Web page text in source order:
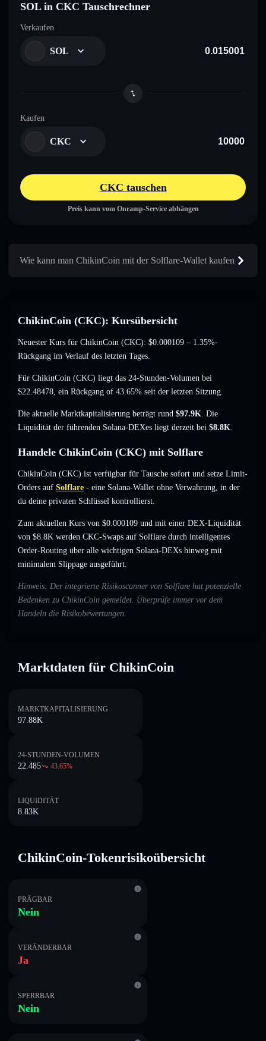
SOL in CKC Tauschrechner
Verkaufen
SOL
Kaufen
CKC
CKC tauschen
Preis kann vom Onramp-Service abhängen
Wie kann man ChikinCoin mit der Solflare-Wallet kaufen
ChikinCoin (CKC): Kursübersicht
Neuester Kurs für ChikinCoin (CKC): $0.000109 – 1.35%-
Rückgang im Verlauf des letzten Tages.
Für ChikinCoin (CKC) liegt das 24-Stunden-Volumen bei
$22.48478, ein Rückgang of 43.65% seit der letzten Sitzung.
Die aktuelle Marktkapitalisierung beträgt rund $97.9K. Die
Liquidität der führenden Solana-DEXes liegt derzeit bei $8.8K.
Handele ChikinCoin (CKC) mit Solflare
ChikinCoin (CKC) ist verfügbar für Tausche sofort und setze Limit-
Orders auf Solflare - eine Solana-Wallet ohne Verwahrung, in der
du deine privaten Schlüssel kontrollierst.
Zum aktuellen Kurs von $0.000109 und mit einer DEX-Liquidität
von $8.8K werden CKC-Swaps auf Solflare durch intelligentes
Order-Routing über alle wichtigen Solana-DEXs hinweg mit
minimalem Slippage ausgeführt.
Hinweis: Der integrierte Risikoscanner von Solflare hat potenzielle
Bedenken zu ChikinCoin gemeldet. Überprüfe immer vor dem
Handeln die Risikobewertungen.
Marktdaten für ChikinCoin
MARKTKAPITALISIERUNG
97.88K
24-STUNDEN-VOLUMEN
22.485 43.65%
LIQUIDITÄT
8.83K
ChikinCoin-Tokenrisikoübersicht
PRÄGBAR
Nein
VERÄNDERBAR
Ja
SPERRBAR
Nein